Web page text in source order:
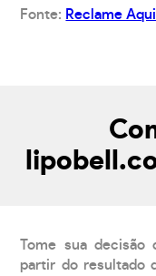
Fonte: Reclame Aqui
Tome sua decisão
partir do resultado